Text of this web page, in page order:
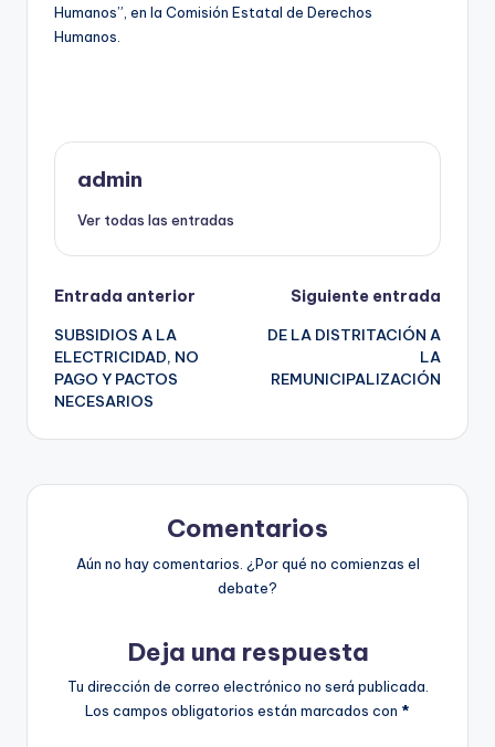
Humanos”, en la Comisión Estatal de Derechos
Humanos.
admin
Ver todas las entradas
Navegación
de
entradas
Entrada anterior
SUBSIDIOS A LA
ELECTRICIDAD, NO
PAGO Y PACTOS
NECESARIOS
Siguiente entrada
DE LA DISTRITACIÓN A
LA
REMUNICIPALIZACIÓN
Comentarios
Aún no hay comentarios. ¿Por qué no comienzas el
debate?
Deja una respuesta
Tu dirección de correo electrónico no será publicada.
Los campos obligatorios están marcados con *